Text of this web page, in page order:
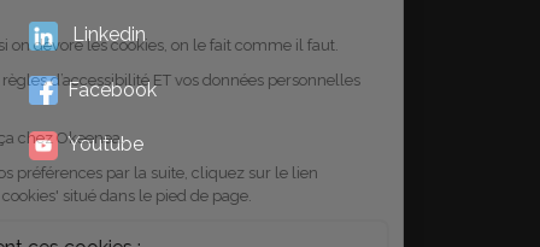
Linkedin
Facebook
Youtube